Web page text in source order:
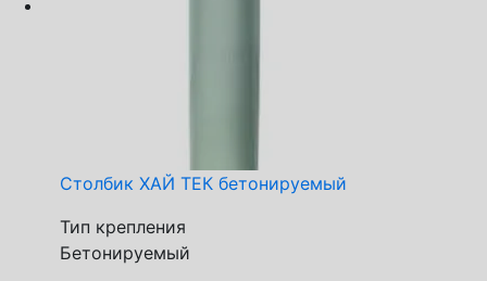
Столбик ХАЙ ТЕК бетонируемый
Тип крепления
Бетонируемый